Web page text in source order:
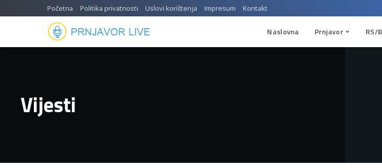
Početna Politika privatnosti Uslovi korištenja Impresum Kontakt
Naslovna Prnjavor RS/
Vijesti